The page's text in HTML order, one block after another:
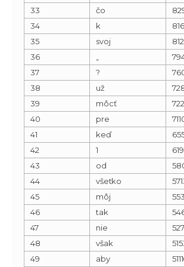
33
čo
34
k
35
svoj
36
37
?
38
už
39
môcť
40
pre
41
keď
42
1
43
od
44
všetko
45
môj
46
tak
47
nie
48
však
49
aby